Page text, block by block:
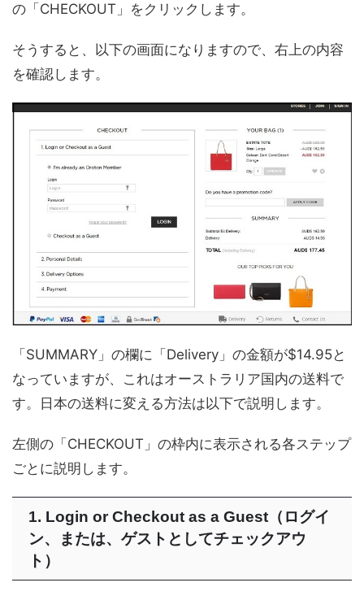
の「CHECKOUT」をクリックします。
そうすると、以下の画面になりますので、右上の内容
を確認します。
「SUMMARY」の欄に「Delivery」の金額が$14.95と
なっていますが、これはオーストラリア国内の送料で
す。日本の送料に変える方法は以下で説明します。
左側の「CHECKOUT」の枠内に表示される各ステップ
ごとに説明します。
1. Login or Checkout as a Guest（ログイ
ン、または、ゲストとしてチェックアウ
ト）